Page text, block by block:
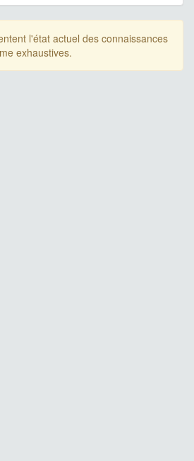
l'état actuel des connaissances
exhaustives.